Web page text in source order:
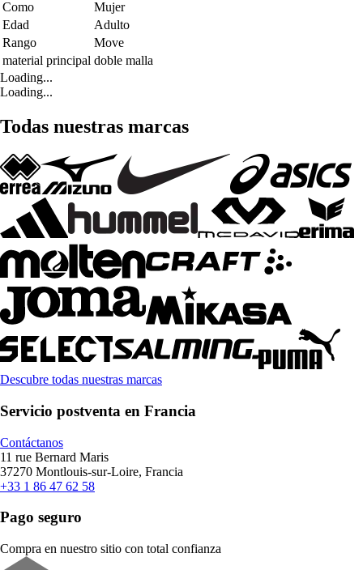
Como
Mujer
Edad
Adulto
Rango
Move
material principal doble malla
Loading...
Loading...
Todas nuestras marcas
Descubre todas nuestras marcas
Servicio postventa en Francia
Contáctanos
11 rue Bernard Maris
37270 Montlouis-sur-Loire, Francia
+33 1 86 47 62 58
Pago seguro
Compra en nuestro sitio con total confianza